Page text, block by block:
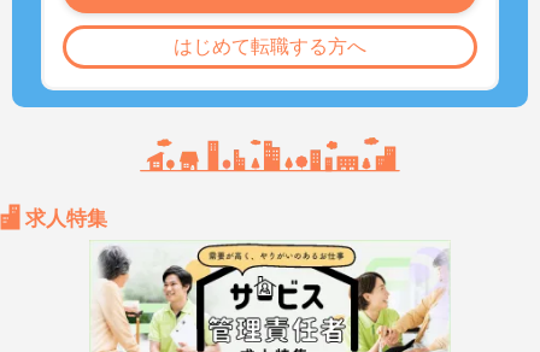
はじめて転職する方へ
求人特集